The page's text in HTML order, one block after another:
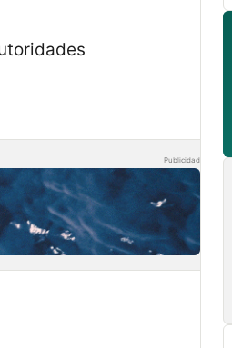
Publicidad